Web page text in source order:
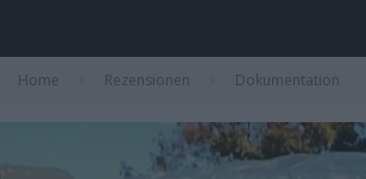
Home Rezensionen Dokumentation